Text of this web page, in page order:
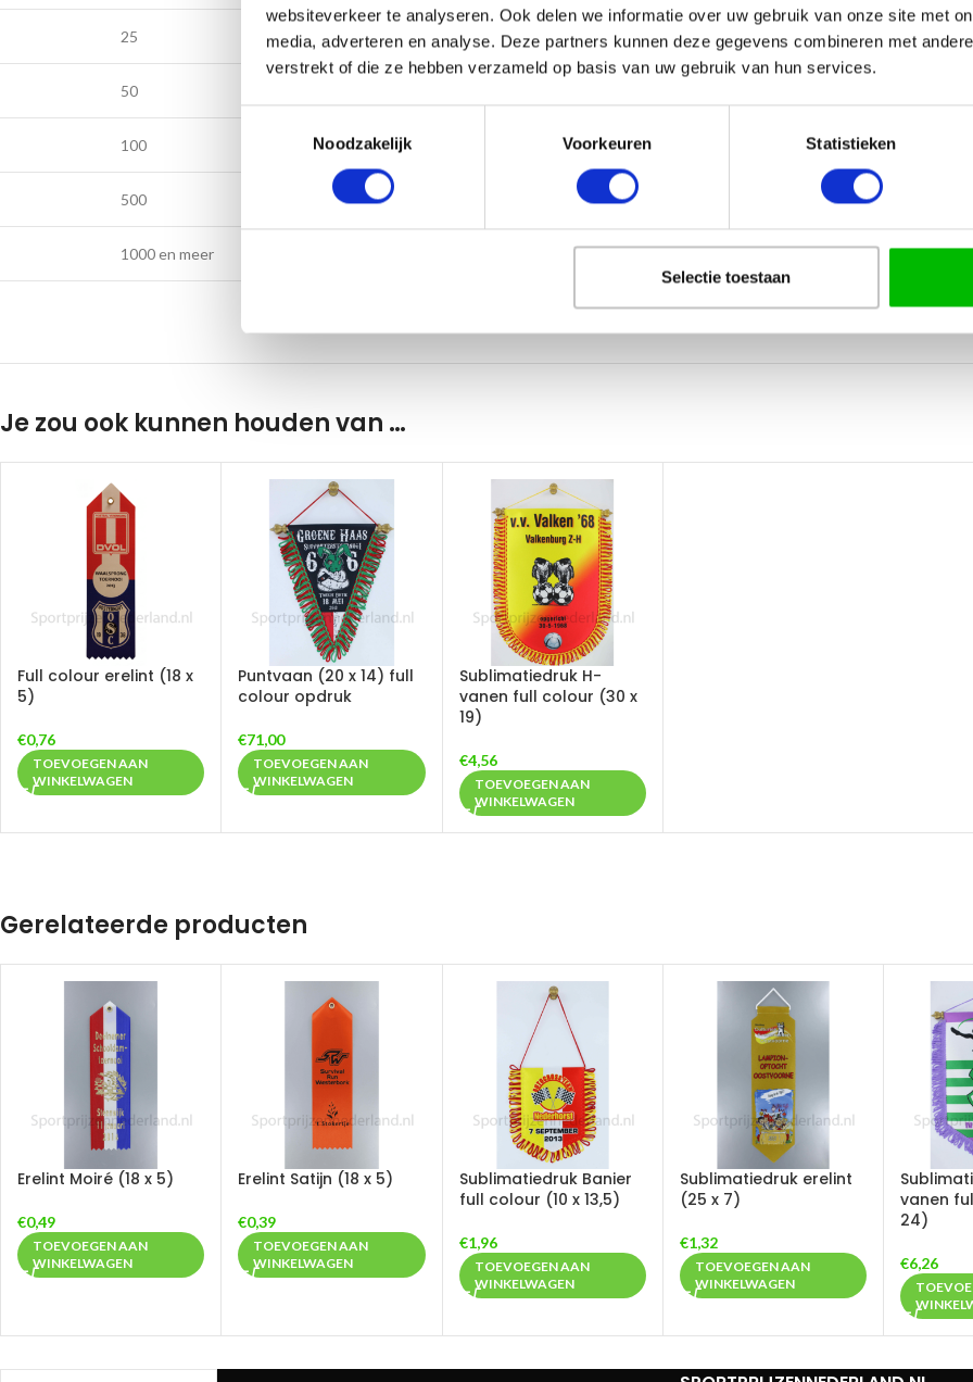
websiteverkeer te analyseren. Ook delen we informatie over uw gebruik van onze site met
media, adverteren en analyse. Deze partners kunnen deze gegevens combineren met
verstrekt of die ze hebben verzameld op basis van uw gebruik van hun services.
Noodzakelijk
Voorkeuren Statistieken
Selectie toestaan
25 € 8,74
50
100 € 4,90
500 € 4,30
1000 en meer € 3,96
Je zou ook kunnen houden van …
Full colour erelint (18 x
5)
€0,76
TOEVOEGEN AAN
WINKELWAGEN
Puntvaan (20 x 14) full
colour opdruk
€71,00
TOEVOEGEN AAN
WINKELWAGEN
Sublimatiedruk H-
vanen full colour (30 x
19)
€4,56
TOEVOEGEN AAN
WINKELWAGEN
Gerelateerde producten
Erelint Moiré (18 x 5)
€0,49
TOEVOEGEN AAN
WINKELWAGEN
Erelint Satijn (18 x 5)
€0,39
TOEVOEGEN AAN
WINKELWAGEN
Sublimatiedruk Banier
full colour (10 x 13,5)
€1,96
TOEVOEGEN AAN
WINKELWAGEN
Sublimatiedruk erelint
(25 x 7)
€1,32
TOEVOEGEN AAN
WINKELWAGEN
vanen
24)
€6,26